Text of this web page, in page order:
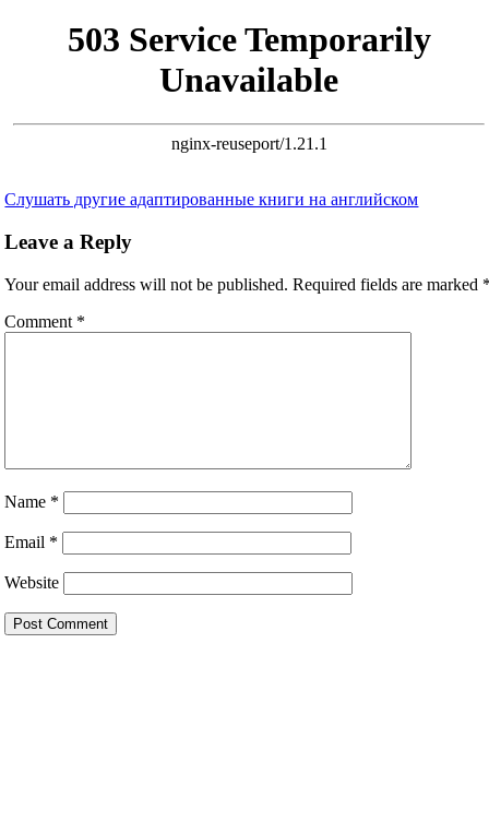
Слушать другие адаптированные книги на английском
Leave a Reply
Your email address will not be published. Required fields are marked
Comment *
Name *
Email *
Website